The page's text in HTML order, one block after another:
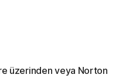
üzerinden veya Norton